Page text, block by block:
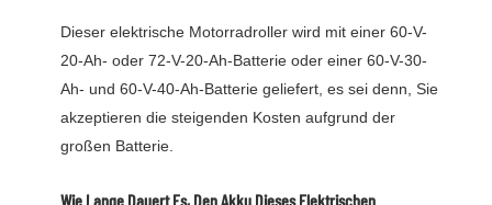
Dieser elektrische Motorradroller wird mit einer 60-V-
20-Ah- oder 72-V-20-Ah-Batterie oder einer 60-V-30-
Ah- und 60-V-40-Ah-Batterie geliefert, es sei denn, Sie
akzeptieren die steigenden Kosten aufgrund der
großen Batterie.
Wie Lange Dauert Es, Den Akku Dieses Elektrischen